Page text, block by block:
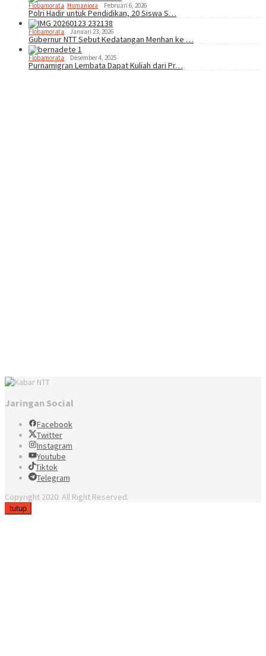
Flobamorata Humaniora Februari 6, 2026
Polri Hadir untuk Pendidikan, 20 Siswa S…
Flobamorata Januari 23, 2026
Gubernur NTT Sebut Kedatangan Menhan ke …
Flobamorata Desember 4, 2025
Purnamigran Lembata Dapat Kuliah dari Pr…
Jaringan Social
Facebook
Twitter
Instagram
Youtube
Tiktok
Telegram
Copyright 2020. All Right Reserved.
tutup